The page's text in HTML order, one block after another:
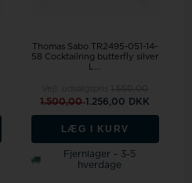
Thomas Sabo TR2495-051-14-
58 Cocktailring butterfly silver
1.500,001.256,00 DKK
LÆG I KURV
Fjernlager - 3-5
hverdage